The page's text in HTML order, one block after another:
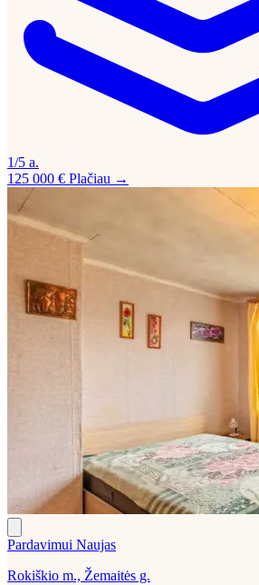
1/5 a.
125 000 € Plačiau →
Pardavimui Naujas
Rokiškio m., Žemaitės g.